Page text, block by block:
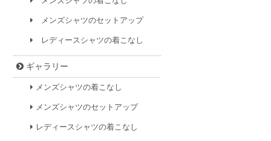
メンズシャツのセットアップ
レディースシャツの着こなし
ギャラリー
メンズシャツの着こなし
メンズシャツのセットアップ
レディースシャツの着こなし